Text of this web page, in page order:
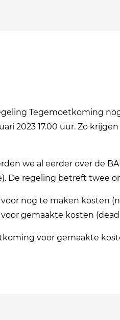
Tegemoetkoming
2023 17.00 uur. Zo
we al eerder over de
De regeling betreft twee
nog te maken kosten
gemaakte kosten
voor gemaakte